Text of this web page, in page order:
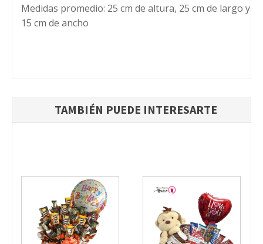
Medidas promedio: 25 cm de altura, 25 cm de largo y
15 cm de ancho
TAMBIÉN PUEDE INTERESARTE